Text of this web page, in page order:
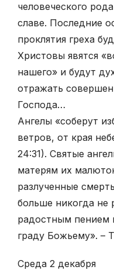
человеческого
славе. Последние
проклятия греха
Христовы явятся
нашего» и будут
отражать
Господа…
Ангелы «соберут
ветров, от края
24:31). Святые
матерям их
разлученные
больше никогда не
радостным пением
граду Божьему». –
Среда 2 декабря